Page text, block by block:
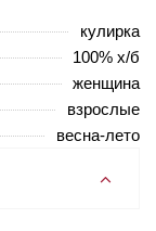
кулирка
100% х/б
женщина
взрослые
весна-лето